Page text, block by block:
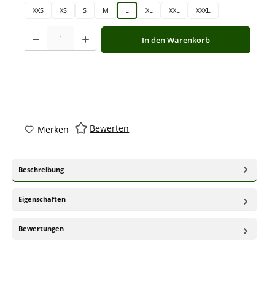
XXS XS S M L XL XXL XXXL
Produkt Anzahl: Gib den gewünschten Wert ein oder benutze die
In den Warenkorb
Merken Bewerten
Beschreibung
Eigenschaften
Bewertungen